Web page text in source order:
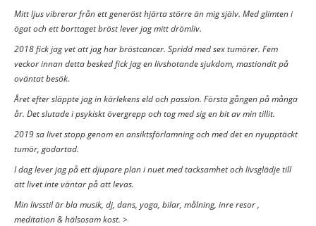
Mitt ljus vibrerar från ett generöst hjärta större än mig själv. Med glimten i
ögat och ett borttaget bröst lever jag mitt drömliv.
2018 fick jag vet att jag har bröstcancer. Spridd med sex tumörer. Fem
veckor innan detta besked fick jag en livshotande sjukdom, mastiondit på
oväntat besök.
Året efter släppte jag in kärlekens eld och passion. Första gången på många
år. Det slutade i psykiskt övergrepp och tog med sig en bit av min tillit.
2019 sa livet stopp genom en ansiktsförlamning och med det en nyupptäckt
tumör, godartad.
I dag lever jag på ett djupare plan i nuet med tacksamhet och livsglädje till
att livet inte väntar på att levas.
Min livsstil är bla musik, dj, dans, yoga, bilar, målning, inre resor ,
meditation & hälsosam kost. >